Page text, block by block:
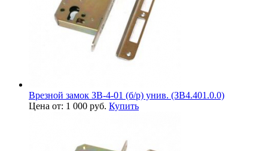
Врезной замок ЗВ-4-01 (б/р) унив. (ЗВ4.401.0.0)
Цена от: 1 000 руб. Купить